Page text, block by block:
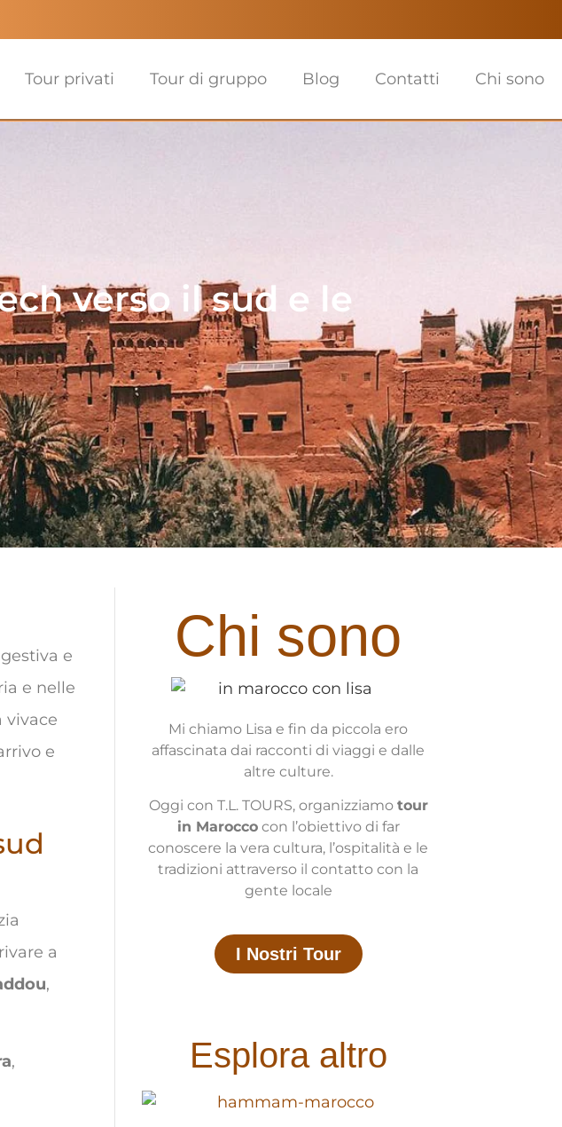
Tour privati Tour di gruppo Blog Contatti Chi sono
verso il sud e le
e
e nelle
vivace
e
a
,
,
Chi sono
Mi chiamo Lisa e fin da piccola ero
affascinata dai racconti di viaggi e dalle
altre culture.
Oggi con T.L. TOURS, organizziamo tour
in Maroccocon l’obiettivo di far
conoscere la vera cultura, l’ospitalità e le
tradizioni attraverso il contatto con la
gente locale
I Nostri Tour
Esplora altro